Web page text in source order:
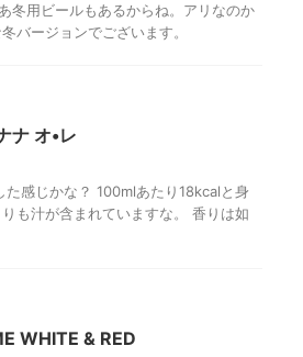
冬用ビールもあるからね。アリなのか
バージョンでございます。
ナ オ•レ
感じかな？ 100mlあたり18kcalと身
も汁が含まれていますな。 香りは如
WHITE & RED